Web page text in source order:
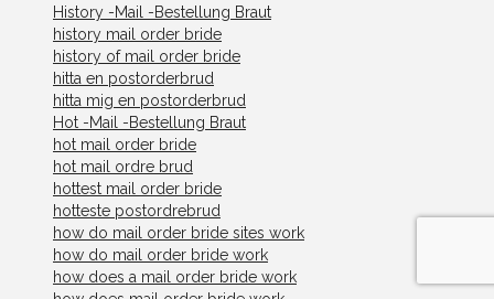
History -Mail -Bestellung Braut
history mail order bride
history of mail order bride
hitta en postorderbrud
hitta mig en postorderbrud
Hot -Mail -Bestellung Braut
hot mail order bride
hot mail ordre brud
hottest mail order bride
hotteste postordrebrud
how do mail order bride sites work
how do mail order bride work
how does a mail order bride work